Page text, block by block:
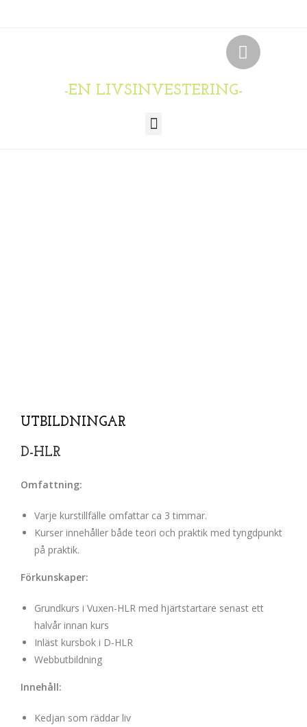
-EN LIVSINVESTERING-
UTBILDNINGAR
D-HLR
Omfattning:
Varje kurstillfälle omfattar ca 3 timmar.
Kurser innehåller både teori och praktik med tyngdpunkt
på praktik.
Förkunskaper:
Grundkurs i Vuxen-HLR med hjärtstartare senast ett
halvår innan kurs
Inläst kursbok i D-HLR
Webbutbildning
Innehåll:
Kedjan som räddar liv